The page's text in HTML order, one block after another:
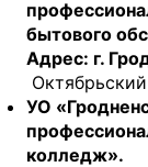
бытового
Адрес: г.
УО
колледж».